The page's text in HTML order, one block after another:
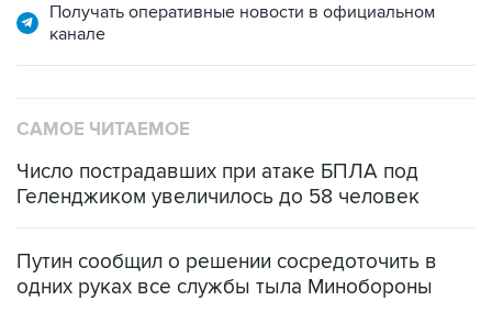
Получать оперативные новости в официальном
канале
САМОЕ ЧИТАЕМОЕ
Число пострадавших при атаке БПЛА под
Геленджиком увеличилось до 58 человек
Путин сообщил о решении сосредоточить в
одних руках все службы тыла Минобороны